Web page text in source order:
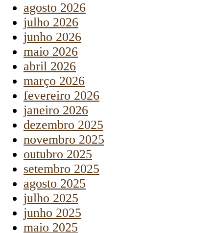
agosto 2026
julho 2026
junho 2026
maio 2026
abril 2026
março 2026
fevereiro 2026
janeiro 2026
dezembro 2025
novembro 2025
outubro 2025
setembro 2025
agosto 2025
julho 2025
junho 2025
maio 2025